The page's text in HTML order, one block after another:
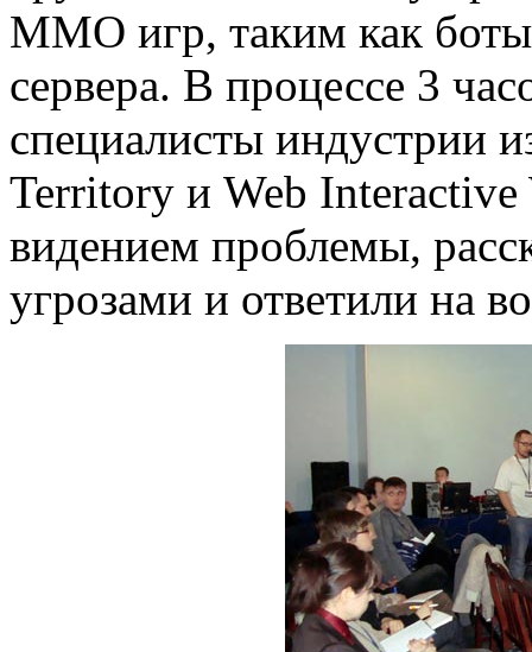
ММО игр, таким как
сервера. В процессе 3
специалисты индустрии
Territory и Web
видением проблемы,
угрозами и ответили на